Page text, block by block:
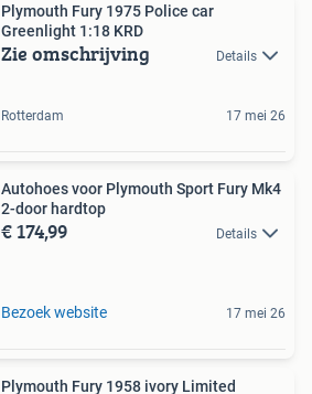
Plymouth Fury 1975 Police car
Greenlight 1:18 KRD
Zie omschrijving Details
Rotterdam 17 mei 26
Autohoes voor Plymouth Sport Fury Mk4
2-door hardtop
€ 174,99 Details
Bezoek website 17 mei 26
Plymouth Fury 1958 ivory Limited